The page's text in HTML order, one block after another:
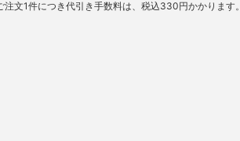
注文1件につき代引き手数料は、税込330円かかります。